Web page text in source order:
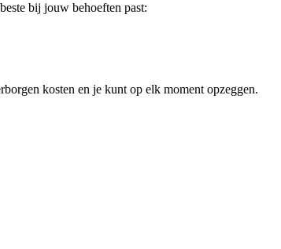
bij jouw behoeften past:
kosten en je kunt op elk moment opzeggen.